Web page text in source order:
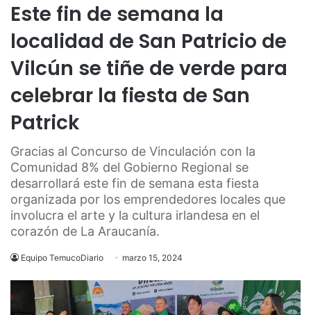
Este fin de semana la
localidad de San Patricio de
Vilcún se tiñe de verde para
celebrar la fiesta de San
Patrick
Gracias al Concurso de Vinculación con la
Comunidad 8% del Gobierno Regional se
desarrollará este fin de semana esta fiesta
organizada por los emprendedores locales que
involucra el arte y la cultura irlandesa en el
corazón de La Araucanía.
Equipo TemucoDiario marzo 15, 2024